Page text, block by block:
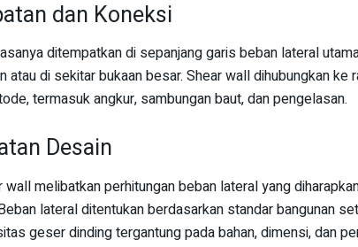
dan Koneksi
ditempatkan di sepanjang garis beban lateral
atau di sekitar bukaan besar. Shear wall dihubungkan ke
termasuk angkur, sambungan baut, dan pengelasan.
Desain
wall melibatkan perhitungan beban lateral yang
lateral ditentukan berdasarkan standar bangunan
geser dinding tergantung pada bahan, dimensi, dan